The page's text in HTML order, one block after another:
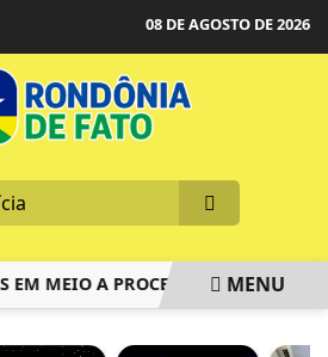
08 DE AGOSTO DE 2026
MEIO A PROCESSO DE MENU